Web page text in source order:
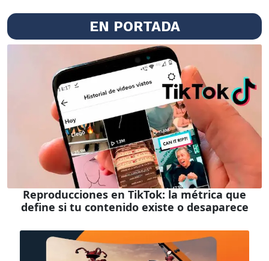
EN PORTADA
Reproducciones en TikTok: la métrica que
define si tu contenido existe o desaparece